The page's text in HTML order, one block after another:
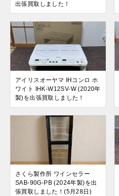
出張買取しました！
アイリスオーヤマ IHコンロ ホ
ワイト IHK-W12SV-W (2020年
製)を出張買取しました！
さくら製作所 ワインセラー
SAB-90G-PB (2024年製)を出
張買取しました！(5月28日)